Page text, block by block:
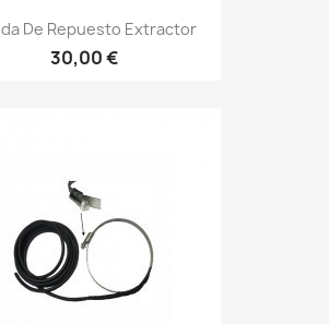
De Repuesto Extractor
30,00 €